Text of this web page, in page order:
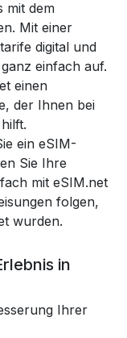
mit dem
Mit einer
digital und
einfach auf.
einen
der Ihnen bei
ein eSIM-
Sie Ihre
mit eSIM.net
folgen,
wurden.
in
Ihrer